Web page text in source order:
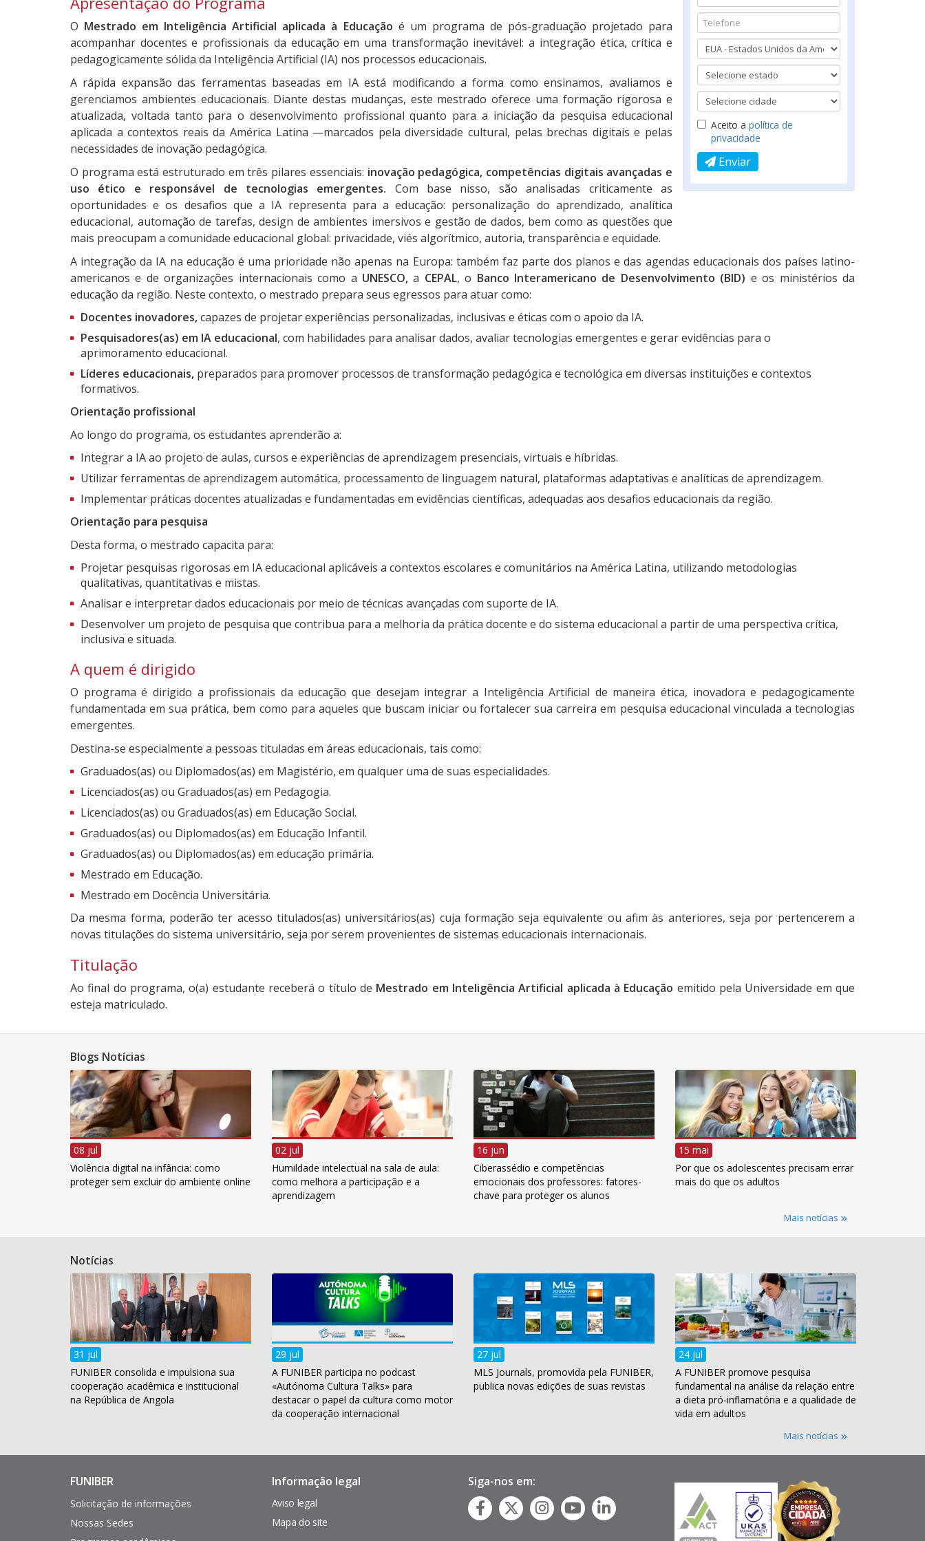
Aceito a política de
privacidade
Enviar
O Mestrado em Inteligência Artificial aplicada à Educação é um programa de pós-graduação projetado para
acompanhar docentes e profissionais da educação em uma transformação inevitável: a integração ética, crítica e
pedagogicamente sólida da Inteligência Artificial (IA) nos processos educacionais.
A rápida expansão das ferramentas baseadas em IA está modificando a forma como ensinamos, avaliamos e
gerenciamos ambientes educacionais. Diante destas mudanças, este mestrado oferece uma formação rigorosa e
atualizada, voltada tanto para o desenvolvimento profissional quanto para a iniciação da pesquisa educacional
aplicada a contextos reais da América Latina —marcados pela diversidade cultural, pelas brechas digitais e pelas
necessidades de inovação pedagógica.
O programa está estruturado em três pilares essenciais: inovação pedagógica, competências digitais avançadas e
uso ético e responsável de tecnologias emergentes. Com base nisso, são analisadas criticamente as
oportunidades e os desafios que a IA representa para a educação: personalização do aprendizado, analítica
educacional, automação de tarefas, design de ambientes imersivos e gestão de dados, bem como as questões que
mais preocupam a comunidade educacional global: privacidade, viés algorítmico, autoria, transparência e equidade.
A integração da IA na educação é uma prioridade não apenas na Europa: também faz parte dos planos e das agendas educacionais dos países latino-
americanos e de organizações internacionais como a UNESCO,a CEPAL, o Banco Interamericano de Desenvolvimento (BID) e os ministérios da
educação da região. Neste contexto, o mestrado prepara seus egressos para atuar como:
Docentes inovadores,capazes de projetar experiências personalizadas, inclusivas e éticas com o apoio da IA.
Pesquisadores(as) em IA educacional, com habilidades para analisar dados, avaliar tecnologias emergentes e gerar evidências para o
aprimoramento educacional.
Líderes educacionais, preparados para promover processos de transformação pedagógica e tecnológica em diversas instituições e contextos
formativos.
Orientação profissional
Ao longo do programa, os estudantes aprenderão a:
Integrar a IA ao projeto de aulas, cursos e experiências de aprendizagem presenciais, virtuais e híbridas.
Utilizar ferramentas de aprendizagem automática, processamento de linguagem natural, plataformas adaptativas e analíticas de aprendizagem.
Implementar práticas docentes atualizadas e fundamentadas em evidências científicas, adequadas aos desafios educacionais da região.
Orientação para pesquisa
Desta forma, o mestrado capacita para:
Projetar pesquisas rigorosas em IA educacional aplicáveis a contextos escolares e comunitários na América Latina, utilizando metodologias
qualitativas, quantitativas e mistas.
Analisar e interpretar dados educacionais por meio de técnicas avançadas com suporte de IA.
Desenvolver um projeto de pesquisa que contribua para a melhoria da prática docente e do sistema educacional a partir de uma perspectiva crítica,
inclusiva e situada.
A quem é dirigido
O programa é dirigido a profissionais da educação que desejam integrar a Inteligência Artificial de maneira ética, inovadora e pedagogicamente
fundamentada em sua prática, bem como para aqueles que buscam iniciar ou fortalecer sua carreira em pesquisa educacional vinculada a tecnologias
emergentes.
Destina-se especialmente a pessoas tituladas em áreas educacionais, tais como:
Graduados(as) ou Diplomados(as) em Magistério, em qualquer uma de suas especialidades.
Licenciados(as) ou Graduados(as) em Pedagogia.
Licenciados(as) ou Graduados(as) em Educação Social.
Graduados(as) ou Diplomados(as) em Educação Infantil.
Graduados(as) ou Diplomados(as) em educação primária.
Mestrado em Educação.
Mestrado em Docência Universitária.
Da mesma forma, poderão ter acesso titulados(as) universitários(as) cuja formação seja equivalente ou afim às anteriores, seja por pertencerem a
novas titulações do sistema universitário, seja por serem provenientes de sistemas educacionais internacionais.
Titulação
Ao final do programa, o(a) estudante receberá o título de Mestrado em Inteligência Artificial aplicada à Educação emitido pela Universidade em que
esteja matriculado.
Blogs Notícias
08 jul
Violência digital na infância: como
proteger sem excluir do ambiente online
02 jul
Humildade intelectual na sala de aula:
como melhora a participação e a
aprendizagem
16 jun
Ciberassédio e competências
emocionais dos professores: fatores-
chave para proteger os alunos
15 mai
Por que os adolescentes precisam errar
mais do que os adultos
Mais notícias
Notícias
31 jul
FUNIBER consolida e impulsiona sua
cooperação acadêmica e institucional
na República de Angola
29 jul
A FUNIBER participa no podcast
«Autónoma Cultura Talks» para
destacar o papel da cultura como motor
da cooperação internacional
27 jul
MLS Journals, promovida pela FUNIBER,
publica novas edições de suas revistas
24 jul
A FUNIBER promove pesquisa
fundamental na análise da relação entre
a dieta pró-inflamatória e a qualidade de
vida em adultos
Mais notícias
Enlaces
interés
FUNIBER
Solicitação de informações
Nossas Sedes
Pie
página
Informação legal
Aviso legal
Mapa do site
Siga-nos em: